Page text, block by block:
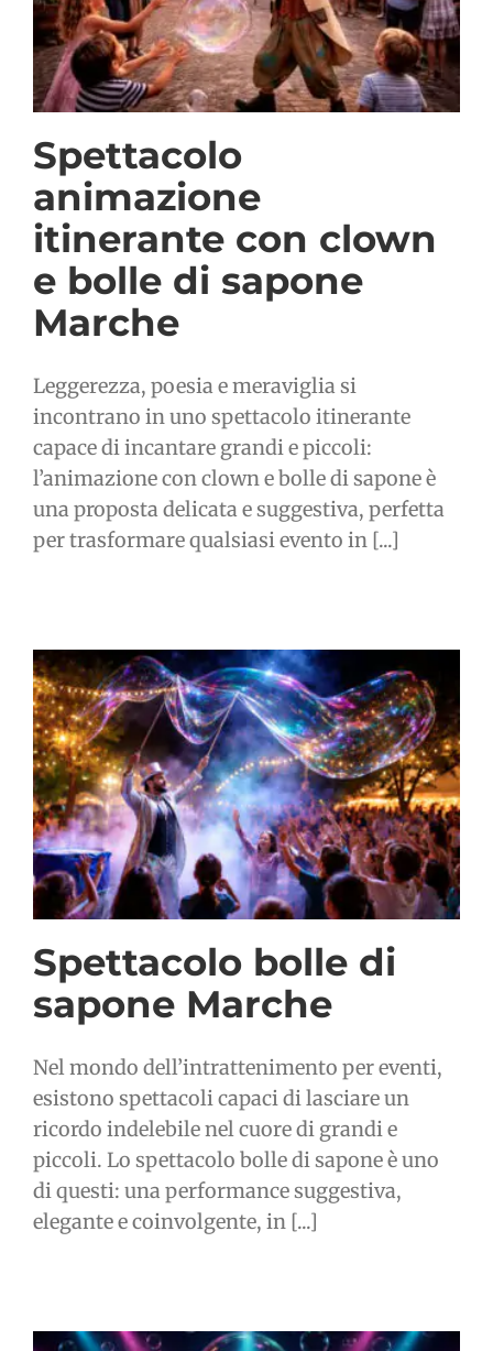
Spettacolo
animazione
itinerante con clown
e bolle di sapone
Marche
Leggerezza, poesia e meraviglia si
incontrano in uno spettacolo itinerante
capace di incantare grandi e piccoli:
l’animazione con clown e bolle di sapone è
una proposta delicata e suggestiva, perfetta
per trasformare qualsiasi evento in [...]
Spettacolo bolle di
sapone Marche
Nel mondo dell’intrattenimento per eventi,
esistono spettacoli capaci di lasciare un
ricordo indelebile nel cuore di grandi e
piccoli. Lo spettacolo bolle di sapone è uno
di questi: una performance suggestiva,
elegante e coinvolgente, in [...]